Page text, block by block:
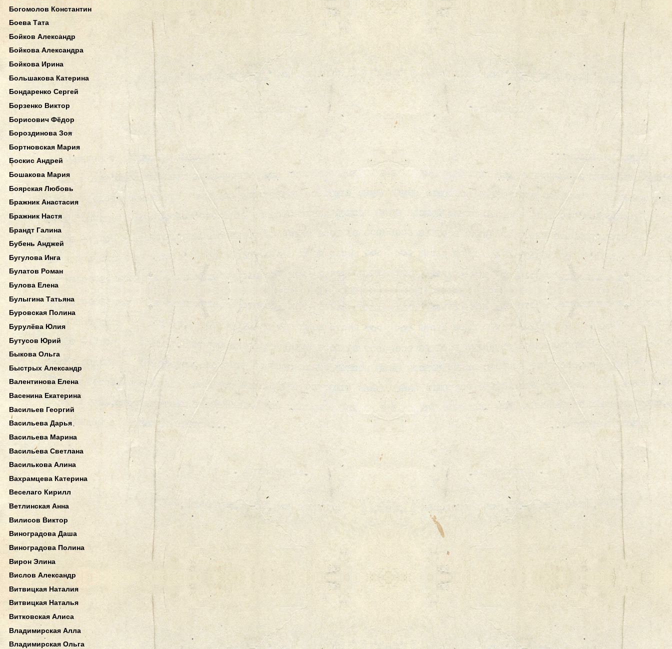
Богомолов Константин
Боева Тата
Бойков Александр
Бойкова Александра
Бойкова Ирина
Большакова Катерина
Бондаренко Сергей
Борзенко Виктор
Борисович Фёдор
Бороздинова Зоя
Бортновская Мария
Боскис Андрей
Бошакова Мария
Боярская Любовь
Бражник Анастасия
Бражник Настя
Брандт Галина
Бубень Анджей
Бугулова Инга
Булатов Роман
Булова Елена
Булыгина Татьяна
Буровская Полина
Бурулёва Юлия
Бутусов Юрий
Быкова Ольга
Быстрых Александр
Валентинова Елена
Васенина Екатерина
Васильев Георгий
Васильева Дарья
Васильева Марина
Васильева Светлана
Василькова Алина
Вахрамцева Катерина
Веселаго Кирилл
Ветлинская Анна
Вилисов Виктор
Виноградова Даша
Виноградова Полина
Вирон Элина
Вислов Александр
Витвицкая Наталия
Витвицкая Наталья
Витковская Алиса
Владимирская Алла
Владимирская Ольга